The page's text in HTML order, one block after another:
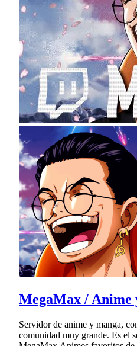
MegaMax / Anime
Servidor de anime y manga,
comunidad muy grande. Es el